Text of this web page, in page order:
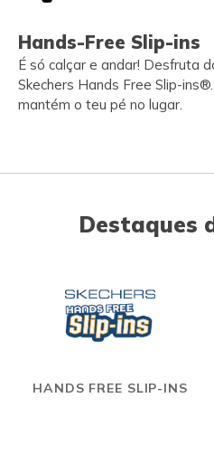
Hands-Free Slip-ins
É só calçar e andar! Desfruta
Skechers Hands Free Slip-
mantém o teu pé no lugar.
Destaques
HANDS FREE SLIP-INS